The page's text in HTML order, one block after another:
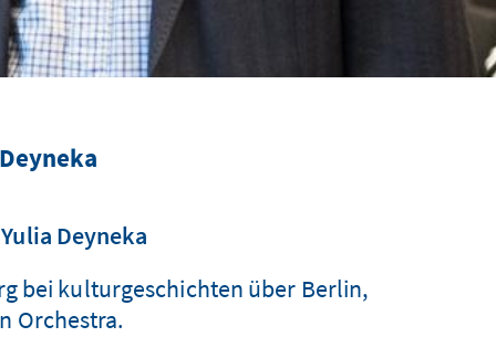
Deyneka
bei kulturgeschichten über Berlin,
Orchestra.